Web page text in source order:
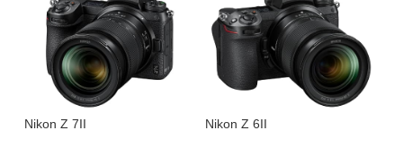
Nikon Z 7II Nikon Z 6II